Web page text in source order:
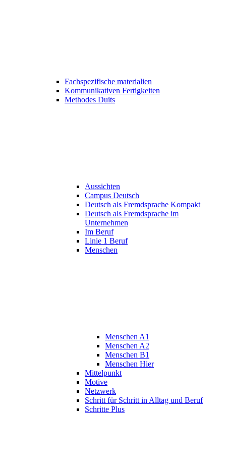
Fachspezifische materialien
Kommunikativen Fertigkeiten
Methodes Duits
Aussichten
Campus Deutsch
Deutsch als Fremdsprache Kompakt
Deutsch als Fremdsprache im
Unternehmen
Im Beruf
Linie 1 Beruf
Menschen
Menschen A1
Menschen A2
Menschen B1
Menschen Hier
Mittelpunkt
Motive
Netzwerk
Schritt für Schritt in Alltag und Beruf
Schritte Plus